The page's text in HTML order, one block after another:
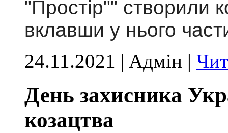
"Простір"" створили
вклавши у нього
24.11.2021 | Aдмін |
День захисника
козацтва